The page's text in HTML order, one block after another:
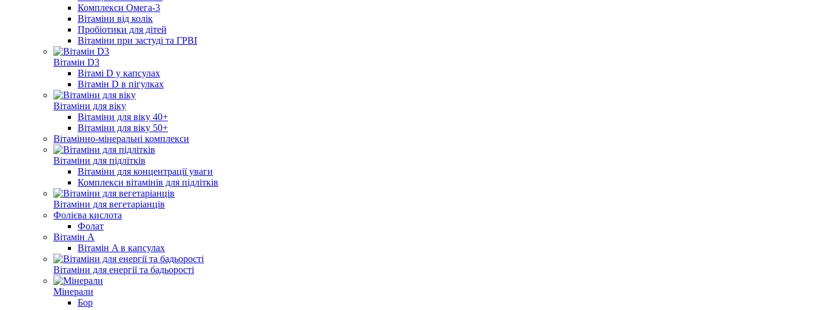
Комплекси Омега-3
Вітаміни від колік
Пробіотики для дітей
Вітаміни при застуді та ГРВІ
Вітамін D3
Вітамі D у капсулах
Вітамін D в пігулках
Вітаміни для віку
Вітаміни для віку 40+
Вітаміни для віку 50+
Вітамінно-мінеральні комплекси
Вітаміни для підлітків
Вітаміни для концентрації уваги
Комплекси вітамінів для підлітків
Вітаміни для вегетаріанців
Фолієва кислота
Фолат
Вітамін A
Вітамін A в капсулах
Вітаміни для енергії та бадьорості
Мінерали
Бор